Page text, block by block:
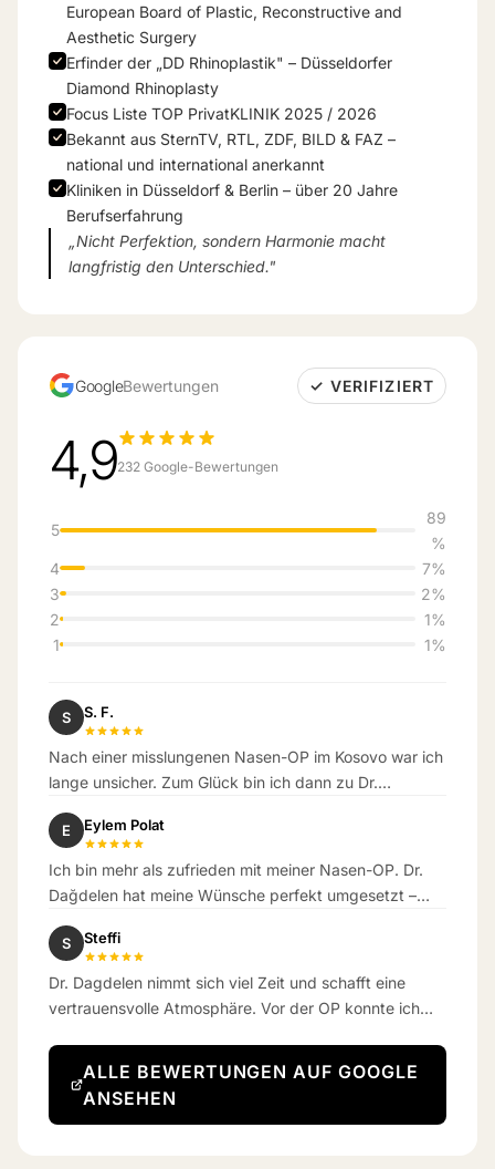
European Board of Plastic, Reconstructive and
Aesthetic Surgery
Erfinder der „DD Rhinoplastik" – Düsseldorfer
Diamond Rhinoplasty
Focus Liste TOP PrivatKLINIK 2025 / 2026
Bekannt aus SternTV, RTL, ZDF, BILD & FAZ –
national und international anerkannt
Kliniken in Düsseldorf & Berlin – über 20 Jahre
Berufserfahrung
„Nicht Perfektion, sondern Harmonie macht
langfristig den Unterschied."
GoogleBewertungen ✓ VERIFIZIERT
4,9232 Google-Bewertungen
5
89
%
4
7%
3
2%
2
1%
1
1%
S S. F.
Nach einer misslungenen Nasen-OP im Kosovo war ich
lange unsicher. Zum Glück bin ich dann zu Dr.
Erwartungen übertroffen.
E Eylem Polat
Ich bin mehr als zufrieden mit meiner Nasen-OP. Dr.
Dağdelen hat meine Wünsche perfekt umgesetzt –
S Steffi
Dr. Dagdelen nimmt sich viel Zeit und schafft eine
vertrauensvolle Atmosphäre. Vor der OP konnte ich
bekomme ich richtig gut Luft.
ALLE BEWERTUNGEN AUF GOOGLE
ANSEHEN